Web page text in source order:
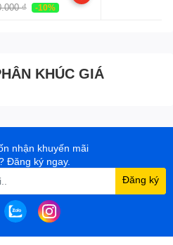
₫ -10%
KHÚC GIÁ
nhận khuyến mãi
Đăng ký ngay.
Đăng ký